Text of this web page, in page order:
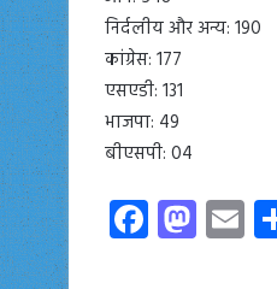
निर्दलीय और अन्य: 190
कांग्रेस: ​​177
एसएडी: 131
भाजपा: 49
बीएसपी: 04
Fa
ce
M
as
E
m